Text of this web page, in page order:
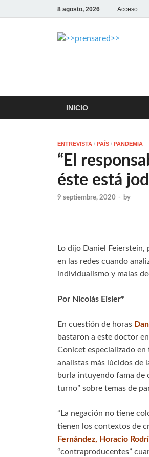
8 agosto, 2026 Acceso
INICIO
ENTREVISTA / PAÍS / PANDEMIA
“El
éste está
9 septiembre, 2020 - by
Lo dijo Daniel
en las redes cuando
individualismo y malas
Por Nicolás Eisler*
En cuestión de horas
bastaron a este doctor
Conicet especializado en
analistas más lúcidos de
burla intuyendo fama de
turno” sobre temas de
“La negación no tiene
tienen los contextos de
Fernández, Horacio
“contraproducentes”